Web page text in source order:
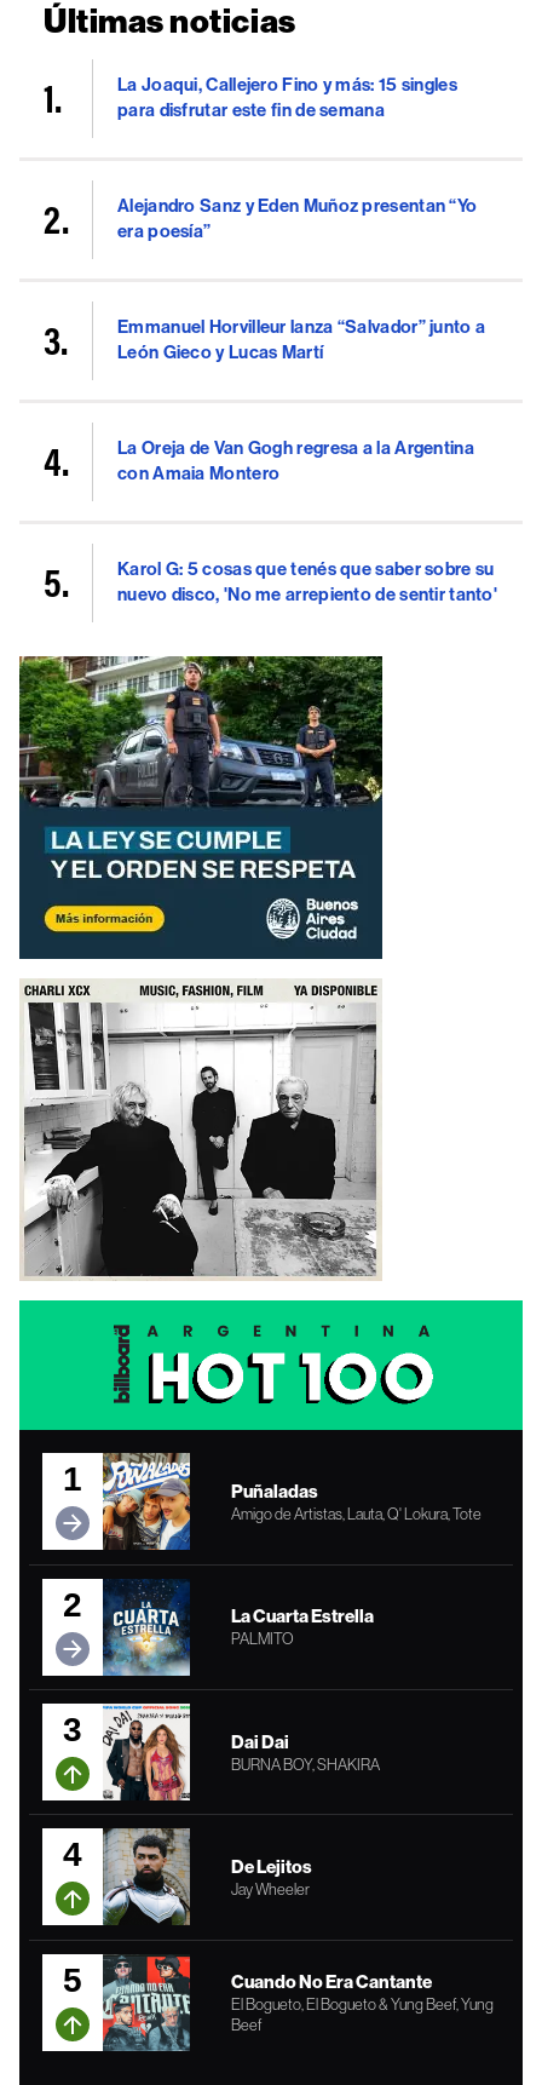
Últimas noticias
La Joaqui, Callejero Fino y más: 15 singles
para disfrutar este fin de semana
Alejandro Sanz y Eden Muñoz presentan “Yo
era poesía”
Emmanuel Horvilleur lanza “Salvador” junto a
León Gieco y Lucas Martí
La Oreja de Van Gogh regresa a la Argentina
con Amaia Montero
Karol G: 5 cosas que tenés que saber sobre su
nuevo disco, 'No me arrepiento de sentir tanto'
1 Puñaladas
Amigo de Artistas, Lauta, Q' Lokura, Tote
2 La Cuarta Estrella
PALMITO
3 Dai Dai
BURNA BOY, SHAKIRA
4 De Lejitos
Jay Wheeler
5 Cuando No Era Cantante
El Bogueto, El Bogueto & Yung Beef, Yung
Beef